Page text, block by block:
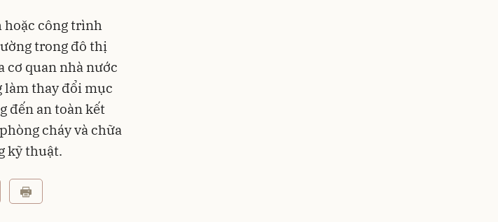
hoặc công trình
trong đô thị
cơ quan nhà nước
làm thay đổi mục
đến an toàn kết
cháy và chữa
kỹ thuật.